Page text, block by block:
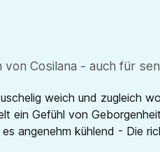
von Cosilana - auch für
weich und zugleich
ein Gefühl von
angenehm kühlend - Die